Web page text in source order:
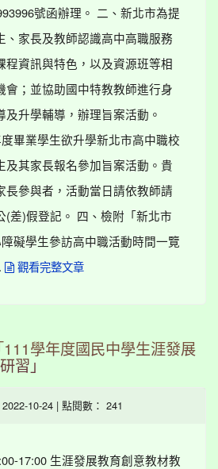
號函辦理。 二、新北市為提
、家長及教師認識高中高職服務
程資訊與特色，以及資源班等相
會；並協助國中特教教師進行身
升學輔導，辦理旨案活動。
畢業學生欲升學新北市高中職校
及其家長報名參加旨案活動。貴
長參與者，活動當日請依教師請
(差)假登記。 四、檢附「新北市
礙學生參訪高中職活動時間一覽
觀看完整文章
學年度國民中學生涯發展
習」
2022-10-24 | 點閱數： 241
17:00 生涯發展教育創意教材教